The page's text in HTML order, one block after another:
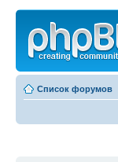
Список форумов